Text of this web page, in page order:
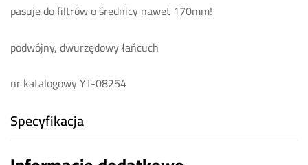
pasuje do filtrów o średnicy nawet 170mm!
podwójny, dwurzędowy łańcuch
nr katalogowy YT-08254
Specyfikacja